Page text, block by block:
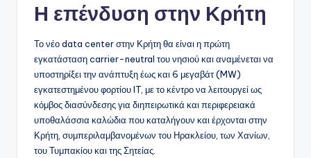
Η επένδυση στην Κρήτη
Το νέο data center στην Κρήτη θα είναι η πρώτη
εγκατάσταση carrier-neutral του νησιού και αναμένεται να
υποστηρίξει την ανάπτυξη έως και 6 μεγαβάτ (MW)
εγκατεστημένου φορτίου IT, με το κέντρο να λειτουργεί ως
κόμβος διασύνδεσης για διηπειρωτικά και περιφερειακά
υποθαλάσσια καλώδια που καταλήγουν και έρχονται στην
Κρήτη, συμπεριλαμβανομένων του Ηρακλείου, των Χανίων,
του Τυμπακίου και της Σητείας.